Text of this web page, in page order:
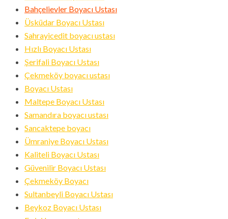
Bahçelievler Boyacı Ustası
Üsküdar Boyacı Ustası
Sahrayicedit boyacı ustası
Hızlı Boyacı Ustası
Şerifali Boyacı Ustası
Çekmeköy boyacı ustası
Boyacı Ustası
Maltepe Boyacı Ustası
Samandıra boyacı ustası
Sancaktepe boyacı
Ümraniye Boyacı Ustası
Kaliteli Boyacı Ustası
Güvenilir Boyacı Ustası
Çekmeköy Boyacı
Sultanbeyli Boyacı Ustası
Beykoz Boyacı Ustası